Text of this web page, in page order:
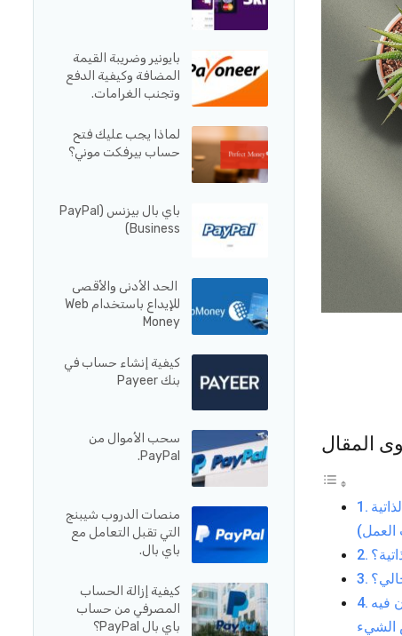
المقال
العمل)
فيه
بايونير وضريبة القيمة
المضافة وكيفية الدفع
وتجنب الغرامات.
لماذا يجب عليك فتح
حساب بيرفكت موني؟
باي بال بيزنس (PayPal
Business)
الحد الأدنى والأقصى
للإيداع باستخدام Web
Money
كيفية إنشاء حساب في
بنك Payeer
سحب الأموال من
PayPal.
منصات الدروب شيبنج
التي تقبل التعامل مع
باي بال.
كيفية إزالة الحساب
المصرفي من حساب
باي بال PayPal؟